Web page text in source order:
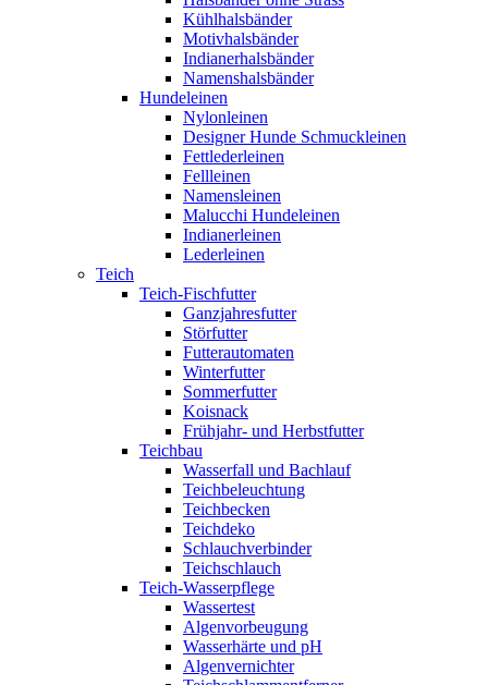
Kühlhalsbänder
Motivhalsbänder
Indianerhalsbänder
Namenshalsbänder
Hundeleinen
Nylonleinen
Designer Hunde Schmuckleinen
Fettlederleinen
Fellleinen
Namensleinen
Malucchi Hundeleinen
Indianerleinen
Lederleinen
Teich
Teich-Fischfutter
Ganzjahresfutter
Störfutter
Futterautomaten
Winterfutter
Sommerfutter
Koisnack
Frühjahr- und Herbstfutter
Teichbau
Wasserfall und Bachlauf
Teichbeleuchtung
Teichbecken
Teichdeko
Schlauchverbinder
Teichschlauch
Teich-Wasserpflege
Wassertest
Algenvorbeugung
Wasserhärte und pH
Algenvernichter